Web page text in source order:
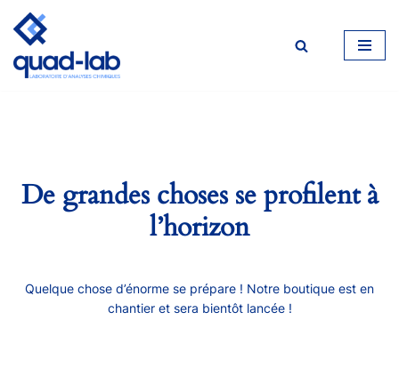
Aller
au
De grandes choses se profilent à
l’horizon
Quelque chose d’énorme se prépare ! Notre boutique est en
chantier et sera bientôt lancée !